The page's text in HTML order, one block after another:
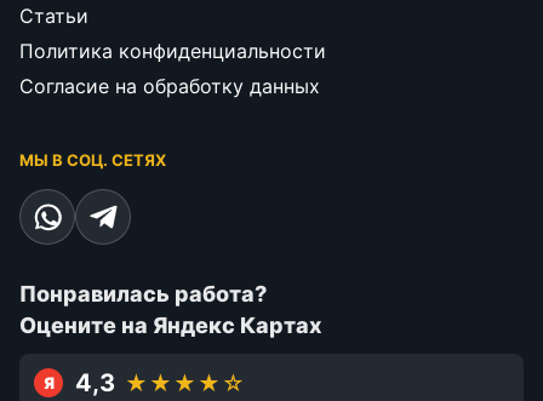
Статьи
Политика конфиденциальности
Согласие на обработку данных
МЫ В СОЦ. СЕТЯХ
Понравилась работа?
Оцените на Яндекс Картах
Я 4,3 ★★★★☆